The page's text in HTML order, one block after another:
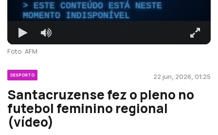
ESTE CONTEÚDO ESTÁ NESTE
MOMENTO INDISPONÍVEL
Foto: AFM
DESPORTO 22 jun, 2026, 01:25
Santacruzense fez o pleno no
futebol feminino regional
(vídeo)